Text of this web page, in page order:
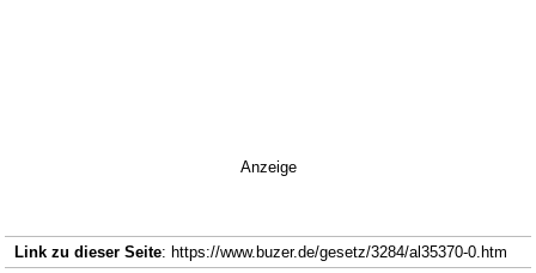
Anzeige
Link zu dieser Seite: https://www.buzer.de/gesetz/3284/al35370-0.htm